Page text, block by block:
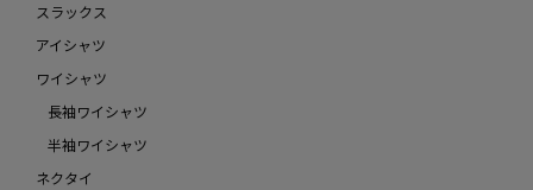
スラックス
アイシャツ
ワイシャツ
長袖ワイシャツ
半袖ワイシャツ
ネクタイ